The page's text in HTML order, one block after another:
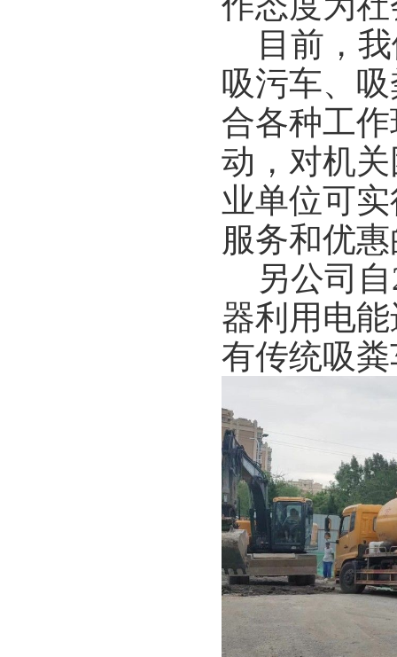
目前，我
吸污车、
合各种工
动，对机
业单位可
服务和优
另公司自
器利用电
有传统吸